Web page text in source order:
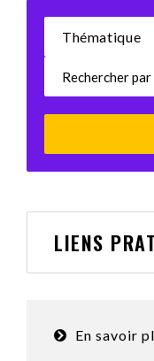
Thématique
LIENS
En savoir